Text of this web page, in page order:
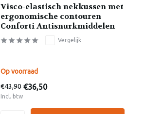
Visco-elastisch nekkussen met
ergonomische contouren
Conforti Antisnurkmiddelen
Vergelijk
Op voorraad
€43,90 €36,50
Incl. btw